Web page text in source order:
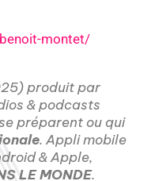
montet/
produit par
& podcasts
préparent ou qui
. Appli mobile
& Apple,
LE MONDE.